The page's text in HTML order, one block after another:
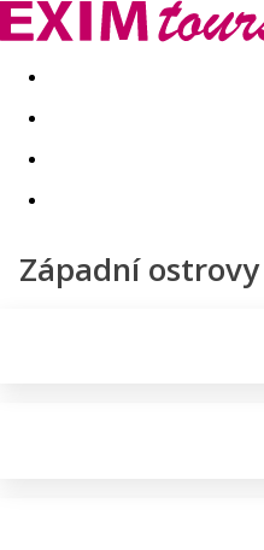
Akční nabídky Last minute
Západní ostrovy